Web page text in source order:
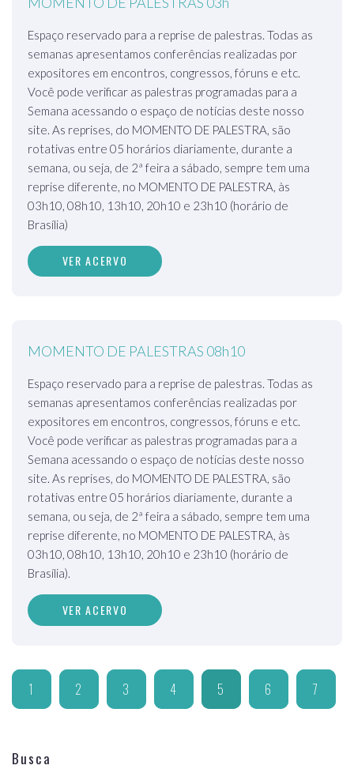
Espaço reservado para a reprise de palestras. Todas as
semanas apresentamos conferências realizadas por
expositores em encontros, congressos, fóruns e etc.
Você pode verificar as palestras programadas para a
Semana acessando o espaço de notícias deste nosso
site. As reprises, do MOMENTO DE PALESTRA, são
rotativas entre 05 horários diariamente, durante a
semana, ou seja, de 2ª feira a sábado, sempre tem uma
reprise diferente, no MOMENTO DE PALESTRA, às
03h10, 08h10, 13h10, 20h10 e 23h10 (horário de
Brasília)
VER ACERVO
MOMENTO DE PALESTRAS 08h10
Espaço reservado para a reprise de palestras. Todas as
semanas apresentamos conferências realizadas por
expositores em encontros, congressos, fóruns e etc.
Você pode verificar as palestras programadas para a
Semana acessando o espaço de notícias deste nosso
site. As reprises, do MOMENTO DE PALESTRA, são
rotativas entre 05 horários diariamente, durante a
semana, ou seja, de 2ª feira a sábado, sempre tem uma
reprise diferente, no MOMENTO DE PALESTRA, às
03h10, 08h10, 13h10, 20h10 e 23h10 (horário de
Brasília).
VER ACERVO
1 2 3 4 5 6 7
Busca